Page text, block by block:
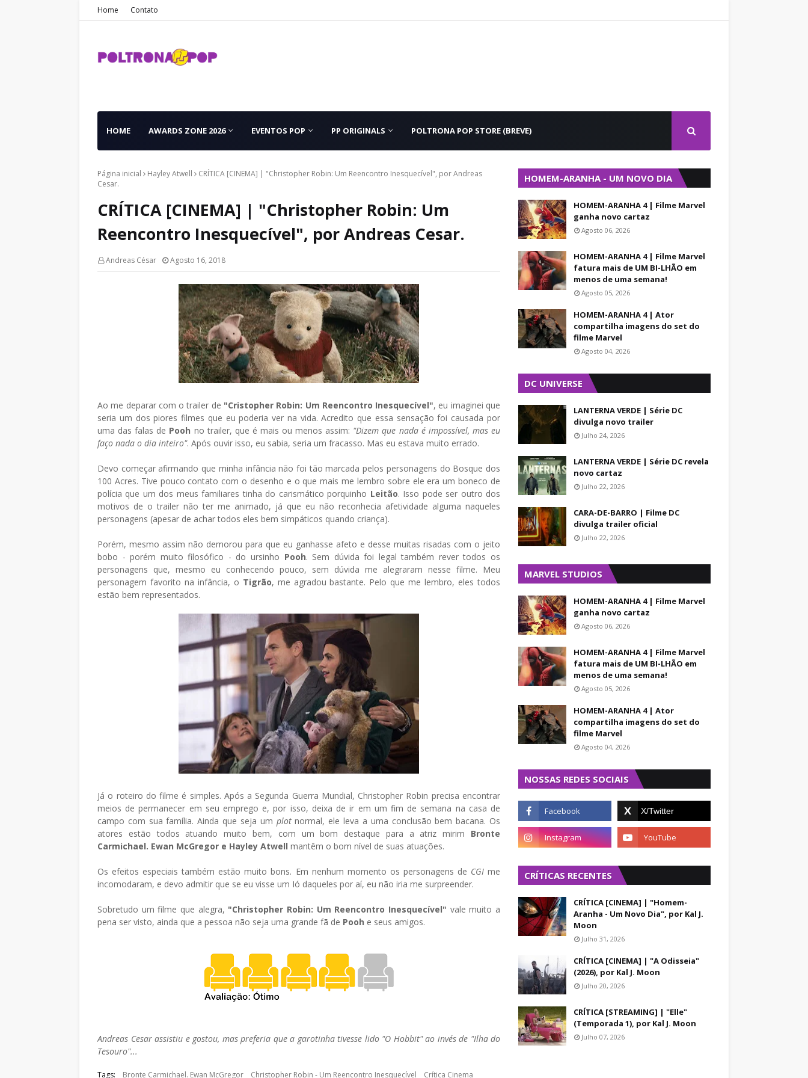
Home Contato
HOME AWARDS ZONE 2026 EVENTOS POP PP ORIGINALS POLTRONA POP STORE (BREVE)
Página inicial Hayley Atwell
CRÍTICA [CINEMA] | "Christopher Robin: Um Reencontro Inesquecível", por Andreas
Cesar.
CRÍTICA [CINEMA] | "Christopher Robin: Um
Reencontro Inesquecível", por Andreas Cesar.
Andreas César Agosto 16, 2018
Ao me deparar com o trailer de "Cristopher Robin: Um Reencontro Inesquecível", eu imaginei que
seria um dos piores filmes que eu poderia ver na vida. Acredito que essa sensação foi causada por
uma das falas de Pooh no trailer, que é mais ou menos assim: "Dizem que nada é impossível, mas eu
faço nada o dia inteiro". Após ouvir isso, eu sabia, seria um fracasso. Mas eu estava muito errado.
Devo começar afirmando que minha infância não foi tão marcada pelos personagens do Bosque dos
100 Acres. Tive pouco contato com o desenho e o que mais me lembro sobre ele era um boneco de
polícia que um dos meus familiares tinha do carismático porquinho Leitão. Isso pode ser outro dos
motivos de o trailer não ter me animado, já que eu não reconhecia afetividade alguma naqueles
personagens (apesar de achar todos eles bem simpáticos quando criança).
Porém, mesmo assim não demorou para que eu ganhasse afeto e desse muitas risadas com o jeito
bobo - porém muito filosófico - do ursinho Pooh. Sem dúvida foi legal também rever todos os
personagens que, mesmo eu conhecendo pouco, sem dúvida me alegraram nesse filme. Meu
personagem favorito na infância, o Tigrão, me agradou bastante. Pelo que me lembro, eles todos
estão bem representados.
Já o roteiro do filme é simples. Após a Segunda Guerra Mundial, Christopher Robin precisa encontrar
meios de permanecer em seu emprego e, por isso, deixa de ir em um fim de semana na casa de
campo com sua família. Ainda que seja um plotnormal, ele leva a uma conclusão bem bacana. Os
atores estão todos atuando muito bem, com um bom destaque para a atriz mirim Bronte
Carmichael. Ewan McGregor e Hayley Atwell mantêm o bom nível de suas atuações.
Os efeitos especiais também estão muito bons. Em nenhum momento os personagens de CGIme
incomodaram, e devo admitir que se eu visse um Ió daqueles por aí, eu não iria me surpreender.
Sobretudo um filme que alegra, "Christopher Robin: Um Reencontro Inesquecível" vale muito a
pena ser visto, ainda que a pessoa não seja uma grande fã de Pooh e seus amigos.
Andreas Cesar assistiu e gostou, mas preferia que a garotinha tivesse lido "O Hobbit" ao invés de "Ilha do
Tesouro"...
Tags: Bronte Carmichael. Ewan McGregor Christopher Robin - Um Reencontro Inesquecível Crítica Cinema
HOMEM-ARANHA - UM NOVO DIA
HOMEM-ARANHA 4 | Filme Marvel
ganha novo cartaz
Agosto 06, 2026
HOMEM-ARANHA 4 | Filme Marvel
fatura mais de UM BI-LHÃO em
menos de uma semana!
Agosto 05, 2026
HOMEM-ARANHA 4 | Ator
compartilha imagens do set do
filme Marvel
Agosto 04, 2026
DC UNIVERSE
LANTERNA VERDE | Série DC
divulga novo trailer
Julho 24, 2026
LANTERNA VERDE | Série DC revela
novo cartaz
Julho 22, 2026
CARA-DE-BARRO | Filme DC
divulga trailer oficial
Julho 22, 2026
MARVEL STUDIOS
HOMEM-ARANHA 4 | Filme Marvel
ganha novo cartaz
Agosto 06, 2026
HOMEM-ARANHA 4 | Filme Marvel
fatura mais de UM BI-LHÃO em
menos de uma semana!
Agosto 05, 2026
HOMEM-ARANHA 4 | Ator
compartilha imagens do set do
filme Marvel
Agosto 04, 2026
NOSSAS REDES SOCIAIS
CRÍTICAS RECENTES
CRÍTICA [CINEMA] | "Homem-
Aranha - Um Novo Dia", por Kal J.
Moon
Julho 31, 2026
CRÍTICA [CINEMA] | "A Odisseia"
(2026), por Kal J. Moon
Julho 20, 2026
CRÍTICA [STREAMING] | "Elle"
(Temporada 1), por Kal J. Moon
Julho 07, 2026